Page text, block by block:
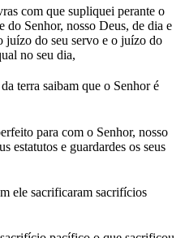
com que supliquei perante o
do Senhor, nosso Deus, de dia e
juízo do seu servo e o juízo do
no seu dia,
terra saibam que o Senhor é
para com o Senhor, nosso
estatutos e guardardes os seus
ele sacrificaram sacrifícios